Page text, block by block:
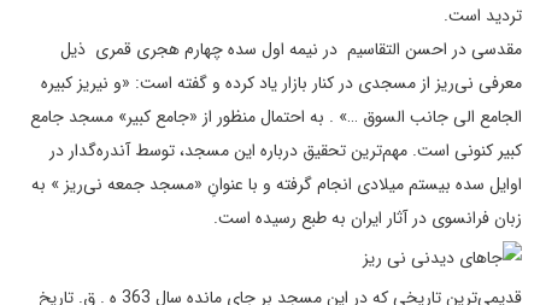
تردید است.
مقدسى در احسن التقاسیم در نیمه اول سده چهارم هجرى قمرى ذیل
معرفى نی‌ریز از مسجدى در کنار بازار یاد کرده و گفته است: «و نیریز کبیره
الجامع الى جانب السوق …» . به احتمال منظور از «جامع کبیر» مسجد جامع
کبیر کنونى است. مهم‌ترین تحقیق درباره این مسجد، توسط آندره‌‌‌‌گدار در
اوایل سده بیستم میلادى انجام گرفته و با عنوانِ «مسجد جمعه نی‌ریز » به
زبان فرانسوى در آثار ایران به طبع رسیده است.
قدیمی‌ترین تاریخى که در این مسجد بر جاى مانده سالِ 363 ه . ق. تاریخ